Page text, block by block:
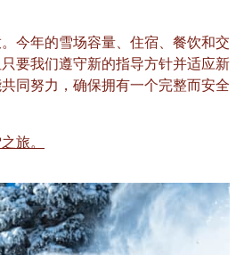
今年的雪场容量、住宿、餐饮和交
要我们遵守新的指导方针并适应新
同努力，确保拥有一个完整而安全
旅。